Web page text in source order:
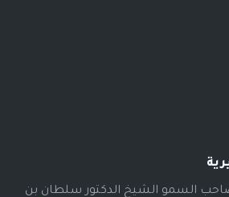
الخدمة وأوافق عليها
مسبقاً لدى الجمعية أو عدم
تجاهل هذه الرسالة والضغط على زر
رقم هاتفك في قاعدة بيانات
كل جديد من مشاريع ومبادرات
التكرم بالضغط على زر نعم
أطلق صاحب السمو الشيخ الدكتور سلطان بن